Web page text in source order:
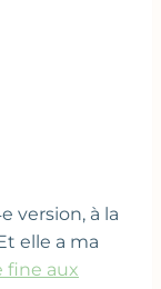
version, à la
elle a ma
fine aux